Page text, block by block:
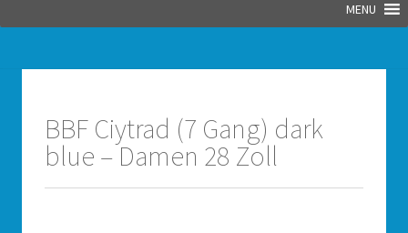
MENU
BBF Ciytrad (7 Gang) dark
blue – Damen 28 Zoll